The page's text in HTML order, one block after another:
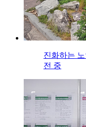
진화하는
전 중